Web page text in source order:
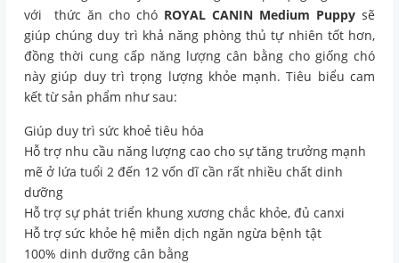
với thức ăn cho chó ROYAL CANIN Medium Puppy sẽ
giúp chúng duy trì khả năng phòng thủ tự nhiên tốt hơn,
đồng thời cung cấp năng lượng cân bằng cho giống chó
này giúp duy trì trọng lượng khỏe mạnh. Tiêu biểu cam
kết từ sản phẩm như sau:
Giúp duy trì sức khoẻ tiêu hóa
Hỗ trợ nhu cầu năng lượng cao cho sự tăng trưởng mạnh
mẽ ở lứa tuổi 2 đến 12 vốn dĩ cần rất nhiều chất dinh
dưỡng
Hỗ trợ sự phát triển khung xương chắc khỏe, đủ canxi
Hỗ trợ sức khỏe hệ miễn dịch ngăn ngừa bệnh tật
100% dinh dưỡng cân bằng